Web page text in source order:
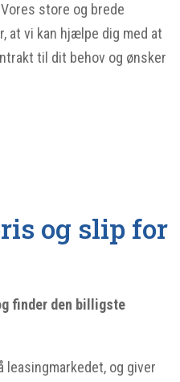
store og brede
at vi kan hjælpe dig med at
til dit behov og ønsker
og slip for
finder den billigste
leasingmarkedet, og giver